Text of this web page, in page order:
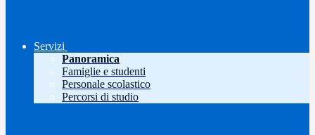
Servizi
Panoramica
Famiglie e studenti
Personale scolastico
Percorsi di studio